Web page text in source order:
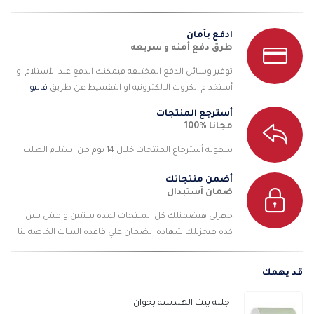
ادفع بأمان
طرق دفع أمنه و سريعه
توفير وسائل الدفع المختلفه فيمكنك الدفع عند الأستلام او
أستخدام الكروت الالكترونيه او التقسيط عن طريق فاليو
أسترجع المنتجات
مجانآ %100
سهوله أسترجاع المنتجات خلال 14 يوم من استلام الطلب
أضمن منتجاتك
ضمان أستبدال
جهزلي هيضمنلك كل المنتجات لمده سنتين و مش بس
كده هيخزنلك شهاده الضمان علي قاعده البينات الخاصه بنا
قد يهمك
جلبة بيت الهندسة بجوان